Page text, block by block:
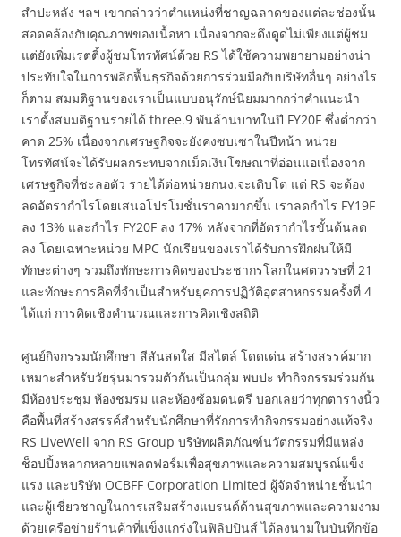
สำปะหลัง ฯลฯ เขากล่าวว่าตำแหน่งที่ชาญฉลาดของแต่ละช่องนั้น
สอดคล้องกับคุณภาพของเนื้อหา เนื่องจากจะดึงดูดไม่เพียงแต่ผู้ชม
แต่ยังเพิ่มเรตติ้งผู้ชมโทรทัศน์ด้วย RS ได้ใช้ความพยายามอย่างน่า
ประทับใจในการพลิกฟื้นธุรกิจด้วยการร่วมมือกับบริษัทอื่นๆ อย่างไร
ก็ตาม สมมติฐานของเราเป็นแบบอนุรักษ์นิยมมากกว่าคำแนะนำ
เราตั้งสมมติฐานรายได้ three.9 พันล้านบาทในปี FY20F ซึ่งต่ำกว่า
คาด 25% เนื่องจากเศรษฐกิจจะยังคงซบเซาในปีหน้า หน่วย
โทรทัศน์จะได้รับผลกระทบจากเม็ดเงินโฆษณาที่อ่อนแอเนื่องจาก
เศรษฐกิจที่ชะลอตัว รายได้ต่อหน่วยกนง.จะเติบโต แต่ RS จะต้อง
ลดอัตรากำไรโดยเสนอโปรโมชั่นราคามากขึ้น เราลดกำไร FY19F
ลง 13% และกำไร FY20F ลง 17% หลังจากที่อัตรากำไรขั้นต้นลด
ลง โดยเฉพาะหน่วย MPC นักเรียนของเราได้รับการฝึกฝนให้มี
ทักษะต่างๆ รวมถึงทักษะการคิดของประชากรโลกในศตวรรษที่ 21
และทักษะการคิดที่จำเป็นสำหรับยุคการปฏิวัติอุตสาหกรรมครั้งที่ 4
ได้แก่ การคิดเชิงคำนวณและการคิดเชิงสถิติ
ศูนย์กิจกรรมนักศึกษา สีสันสดใส มีสไตล์ โดดเด่น สร้างสรรค์มาก
เหมาะสำหรับวัยรุ่นมารวมตัวกันเป็นกลุ่ม พบปะ ทำกิจกรรมร่วมกัน
มีห้องประชุม ห้องชมรม และห้องซ้อมดนตรี บอกเลยว่าทุกตารางนิ้ว
คือพื้นที่สร้างสรรค์สำหรับนักศึกษาที่รักการทำกิจกรรมอย่างแท้จริง
RS LiveWell จาก RS Group บริษัทผลิตภัณฑ์นวัตกรรมที่มีแหล่ง
ช็อปปิ้งหลากหลายแพลตฟอร์มเพื่อสุขภาพและความสมบูรณ์แข็ง
แรง และบริษัท OCBFF Corporation Limited ผู้จัดจำหน่ายชั้นนำ
และผู้เชี่ยวชาญในการเสริมสร้างแบรนด์ด้านสุขภาพและความงาม
ด้วยเครือข่ายร้านค้าที่แข็งแกร่งในฟิลิปปินส์ ได้ลงนามในบันทึกข้อ